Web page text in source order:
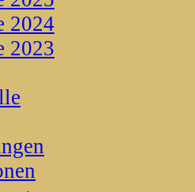
2024
2023